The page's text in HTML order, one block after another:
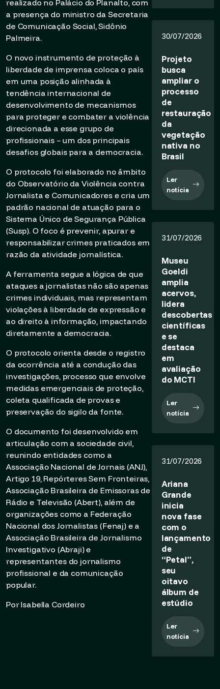
realizado no Palácio do Planalto, com
a presença do ministro da Secretaria
de Comunicação Social, Sidônio
Palmeira.
O novo instrumento de proteção à
liberdade de imprensa coloca o país
em uma posição alinhada à
tendência internacional de
desenvolvimento de mecanismos
para proteger e combater a violência
direcionada a esse grupo de
profissionais – um dos principais
desafios globais para a democracia.
O protocolo foi elaborado no âmbito
do Observatório da Violência contra
Jornalista e Comunicadores e cria um
padrão nacional de atuação para o
Sistema Único de Segurança Pública
(Susp). O foco é prevenir, apurar e
responsabilizar crimes praticados em
razão da atividade jornalística.
A ferramenta segue a lógica de que
ataques a jornalistas não são apenas
crimes individuais, mas representam
violações à liberdade de expressão e
ao direito à informação, impactando
diretamente a democracia.
O protocolo orienta desde o registro
da ocorrência até a condução das
investigações, processo que envolve
medidas emergenciais de proteção,
coleta qualificada de provas e
preservação do sigilo da fonte.
O documento foi desenvolvido em
articulação com a sociedade civil,
reunindo entidades como a
Associação Nacional de Jornais (ANJ),
Artigo 19, Repórteres Sem Fronteiras,
Associação Brasileira de Emissoras de
Rádio e Televisão (Abert), além de
organizações como a Federação
Nacional dos Jornalistas (Fenaj) e a
Associação Brasileira de Jornalismo
Investigativo (Abraji) e
representantes do jornalismo
profissional e da comunicação
popular.
Por Isabella Cordeiro
30/07/2026
Projeto
busca
ampliar o
processo
de
restauração
da
vegetação
nativa no
Brasil
Ler
notícia
31/07/2026
Museu
Goeldi
amplia
acervos,
lidera
descobertas
científicas
e se
destaca
em
avaliação
do MCTI
Ler
notícia
31/07/2026
Ariana
Grande
inicia
nova fase
com o
lançamento
de
“Petal”,
seu
oitavo
álbum de
estúdio
Ler
notícia